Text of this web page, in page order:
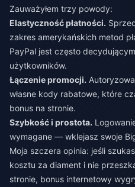
Zauważyłem trzy powody:
Elastyczność płatności.
zakres amerykańskich metod
PayPal jest często
użytkowników.
Łączenie promocji.
własne kody rabatowe, które
bonus na stronie.
Szybkość i prostota.
wymagane — wklejasz swoje
Moja szczera opinia: jeśli
kosztu za diament i nie
stronie, bonus internetowy